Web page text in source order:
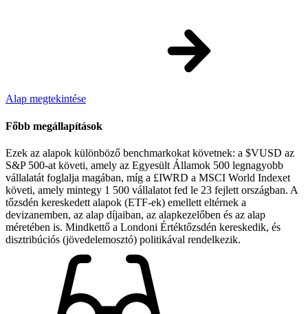
Alap megtekintése
Főbb megállapítások
Ezek az alapok különböző benchmarkokat követnek: a $VUSD az
S&P 500-at követi, amely az Egyesült Államok 500 legnagyobb
vállalatát foglalja magában, míg a £IWRD a MSCI World Indexet
követi, amely mintegy 1 500 vállalatot fed le 23 fejlett országban. A
tőzsdén kereskedett alapok (ETF-ek) emellett eltérnek a
devizanemben, az alap díjaiban, az alapkezelőben és az alap
méretében is. Mindkettő a Londoni Értéktőzsdén kereskedik, és
disztribúciós (jövedelemosztó) politikával rendelkezik.